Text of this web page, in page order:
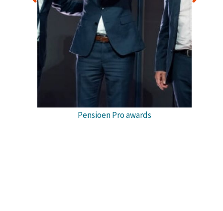
PostNl awards